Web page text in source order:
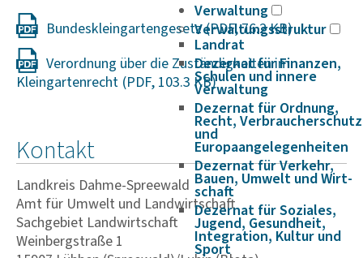
Verwaltung
Verwaltungsstruktur
Landrat
Dezernat für Finanzen,
Schulen und innere
Verwaltung
Dezernat für Ordnung,
Recht, Verbraucherschutz
und
Europaangelegenheiten
Dezernat für Verkehr,
Bauen, Umwelt und Wirt­
schaft
Dezernat für Soziales,
Jugend, Gesundheit,
Integration, Kultur und
Sport
Bundeskleingartengesetz
Verordnung über die Zuständigkeiten im
Kleingartenrecht
Kontakt
Landkreis Dahme-Spreewald
Amt für Umwelt und Land­wirt­schaft
Sachgebiet Landwirtschaft
Weinbergstraße 1